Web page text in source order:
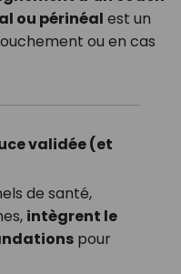
ou périnéal est un
ou en cas
validée (et
de santé,
intègrent le
pour